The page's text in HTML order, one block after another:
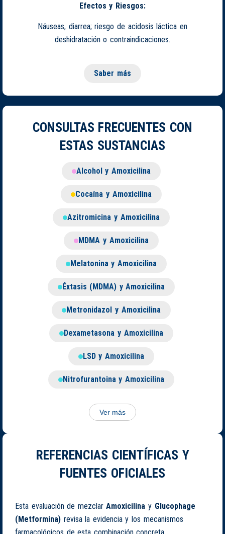
Efectos y Riesgos:
Náuseas, diarrea; riesgo de acidosis láctica en
deshidratación o contraindicaciones.
Saber más
CONSULTAS FRECUENTES CON
ESTAS SUSTANCIAS
Alcohol y Amoxicilina
Cocaína y Amoxicilina
Azitromicina y Amoxicilina
MDMA y Amoxicilina
Melatonina y Amoxicilina
Éxtasis (MDMA) y Amoxicilina
Metronidazol y Amoxicilina
Dexametasona y Amoxicilina
LSD y Amoxicilina
Nitrofurantoina y Amoxicilina
Ver más
REFERENCIAS CIENTÍFICAS Y
FUENTES OFICIALES
Esta evaluación de mezclarAmoxicilina y Glucophage
(Metformina) revisa la evidencia y los mecanismos